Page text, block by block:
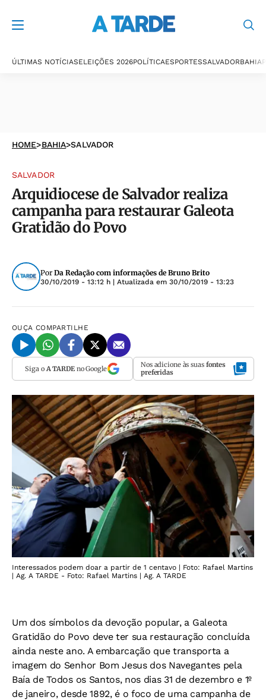
ÚLTIMAS NOTÍCIASELEIÇÕES 2026POLÍTICAESPORTESSALVADORBAHIA
HOME>BAHIA>SALVADOR
SALVADOR
Arquidiocese de Salvador realiza
campanha para restaurar Galeota
Gratidão do Povo
Por Da Redação com informações de Bruno Brito
30/10/2019 - 13:12 h | Atualizada em 30/10/2019 - 13:23
OUÇA COMPARTILHE
Siga o A TARDEno Google Nos adicione às suas fontes
preferidas
Interessados podem doar a partir de 1 centavo | Foto: Rafael Martins
| Ag. A TARDE - Foto: Rafael Martins | Ag. A TARDE
Um dos símbolos da devoção popular, a Galeota
Gratidão do Povo deve ter sua restauração concluída
ainda neste ano. A embarcação que transporta a
imagem do Senhor Bom Jesus dos Navegantes pela
Baía de Todos os Santos, nos dias 31 de dezembro e 1º
de janeiro, desde 1892, é o foco de uma campanha de